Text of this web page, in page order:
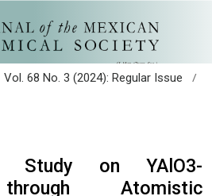
Vol. 68 No. 3 (2024): Regular Issue
/
Study on YAlO3-
Atomistic